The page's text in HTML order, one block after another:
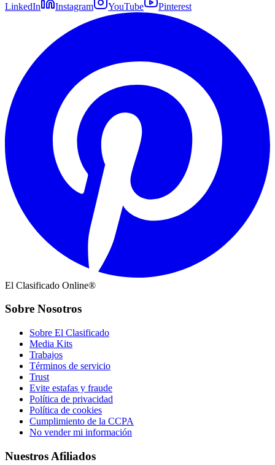
LinkedIn Instagram YouTube Pinterest
El Clasificado Online®
Sobre Nosotros
Sobre El Clasificado
Media Kits
Trabajos
Términos de servicio
Trust
Evite estafas y fraude
Política de privacidad
Política de cookies
Cumplimiento de la CCPA
No vender mi información
Nuestros Afiliados